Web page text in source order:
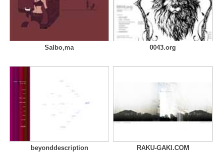
Salbo,ma 0043.org
beyonddescription RAKU-GAKI.COM